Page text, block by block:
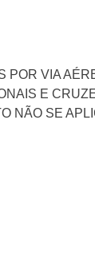
VIA
E
NÃO SE